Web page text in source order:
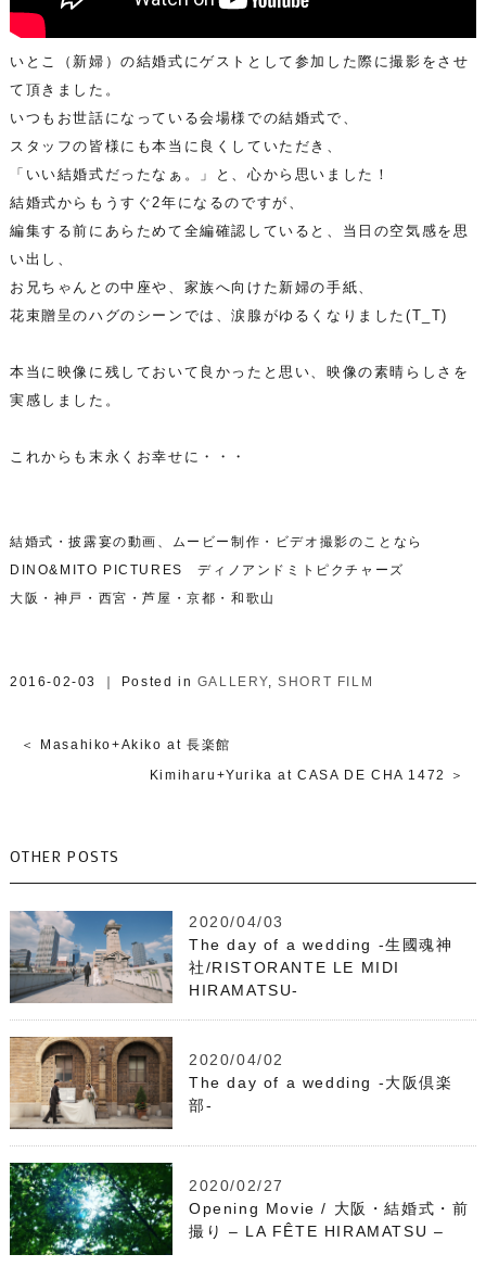
いとこ（新婦）の結婚式にゲストとして参加した際に撮影をさせ
て頂きました。
いつもお世話になっている会場様での結婚式で、
スタッフの皆様にも本当に良くしていただき、
「いい結婚式だったなぁ。」と、心から思いました！
結婚式からもうすぐ2年になるのですが、
編集する前にあらためて全編確認していると、当日の空気感を思
い出し、
お兄ちゃんとの中座や、家族へ向けた新婦の手紙、
花束贈呈のハグのシーンでは、涙腺がゆるくなりました(T_T)
本当に映像に残しておいて良かったと思い、映像の素晴らしさを
実感しました。
これからも末永くお幸せに・・・
結婚式・披露宴の動画、ムービー制作・ビデオ撮影のことなら
DINO&MITO PICTURES ディノアンドミトピクチャーズ
大阪・神戸・西宮・芦屋・京都・和歌山
2016-02-03 ｜ Posted in GALLERY,SHORT FILM
＜ Masahiko+Akiko at 長楽館
Kimiharu+Yurika at CASA DE CHA 1472 ＞
OTHER POSTS
2020/04/03
The day of a wedding -生國魂神
社/RISTORANTE LE MIDI
HIRAMATSU-
2020/04/02
The day of a wedding -大阪倶楽
部-
2020/02/27
Opening Movie / 大阪・結婚式・前
撮り – LA FÊTE HIRAMATSU –